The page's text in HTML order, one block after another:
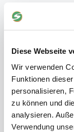
Diese Webseite
Wir verwenden
Funktionen
personalisieren,
zu können und
analysieren.
Verwendung
Hofbedarf
Schiebetorsets
Windschutz
Windschutznetz
FAQ
Schiebetor
Schiebetorrollen
Schiebebühne
Laufschiene und